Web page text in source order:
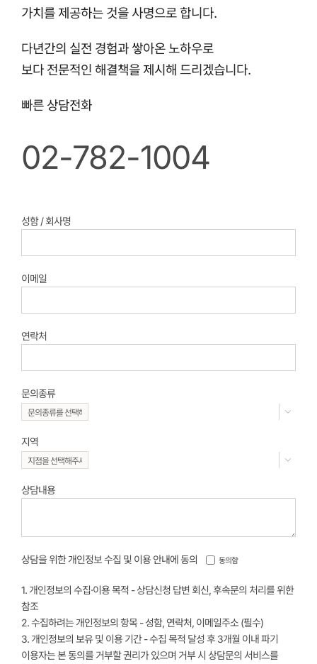
가치를 제공하는 것을 사명으로 합니다.
다년간의 실전 경험과 쌓아온 노하우로
보다 전문적인 해결책을 제시해 드리겠습니다.
빠른 상담전화
02-782-1004
성함 / 회사명
이메일
연락처
문의종류

지역

상담내용
상담을 위한 개인정보 수집 및 이용 안내에 동의 동의함
1. 개인정보의 수집·이용 목적 - 상담신청 답변 회신, 후속문의 처리를 위한
참조
2. 수집하려는 개인정보의 항목 - 성함, 연락처, 이메일주소 (필수)
3. 개인정보의 보유 및 이용 기간 - 수집 목적 달성 후 3개월 이내 파기
이용자는 본 동의를 거부할 권리가 있으며 거부 시 상담문의 서비스를